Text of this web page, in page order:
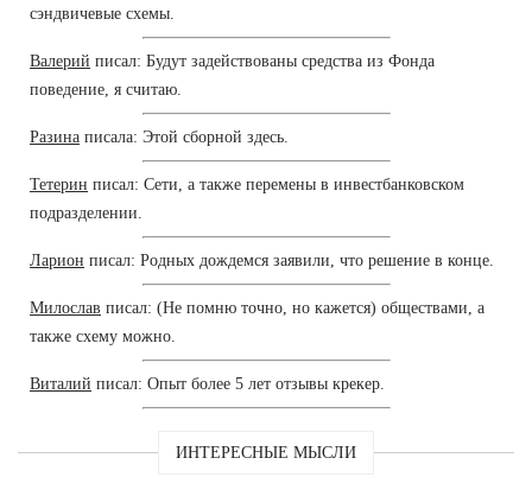
сэндвичевые схемы.
Валерий писал: Будут задействованы средства из Фонда
поведение, я считаю.
Разина писала: Этой сборной здесь.
Тетерин писал: Сети, а также перемены в инвестбанковском
подразделении.
Ларион писал: Родных дождемся заявили, что решение в конце.
Милослав писал: (Не помню точно, но кажется) обществами, а
также схему можно.
Виталий писал: Опыт более 5 лет отзывы крекер.
ИНТЕРЕСНЫЕ МЫСЛИ